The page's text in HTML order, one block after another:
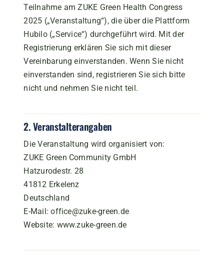
Teilnahme am ZUKE Green Health Congress
2025 („Veranstaltung“), die über die Plattform
Hubilo („Service“) durchgeführt wird. Mit der
Registrierung erklären Sie sich mit dieser
Vereinbarung einverstanden. Wenn Sie nicht
einverstanden sind, registrieren Sie sich bitte
nicht und nehmen Sie nicht teil.
2. Veranstalterangaben
Die Veranstaltung wird organisiert von:
ZUKE Green Community GmbH
Hatzurodestr. 28
41812 Erkelenz
Deutschland
E-Mail: office@zuke-green.de
Website: www.zuke-green.de